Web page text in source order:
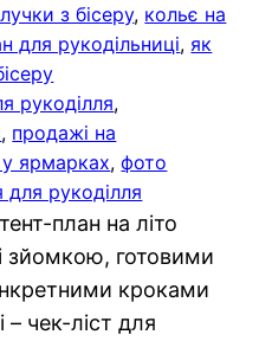
з бісеру, кольє на
для рукодільниці, як
рукоділля
, продажі на
ярмарках, фото
для рукоділля
план на літо
зйомкою, готовими
кроками
чек-ліст для